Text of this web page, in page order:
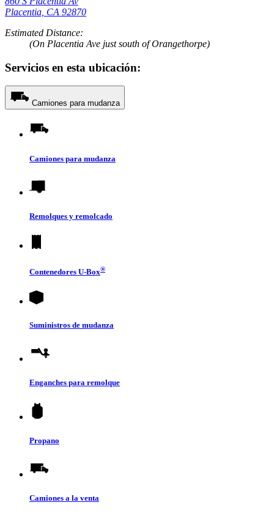
Placentia, CA 92870
Estimated Distance:
(On Placentia Ave just south of Orangethorpe)
Servicios en esta ubicación:
Camiones para mudanza
Camiones para mudanza
Remolques y remolcado
Contenedores U-Box®
Suministros de mudanza
Enganches para remolque
Propano
Camiones a la venta